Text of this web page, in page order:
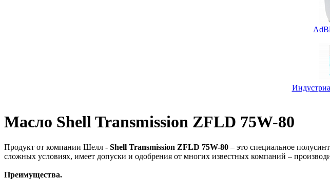
Масло Shell Transmission ZFLD 75W-80
Продукт от компании Шелл - Shell Transmission ZFLD 75W-80 – это специальное
сложных условиях, имеет допуски и одобрения от многих известных компаний –
Преимущества.